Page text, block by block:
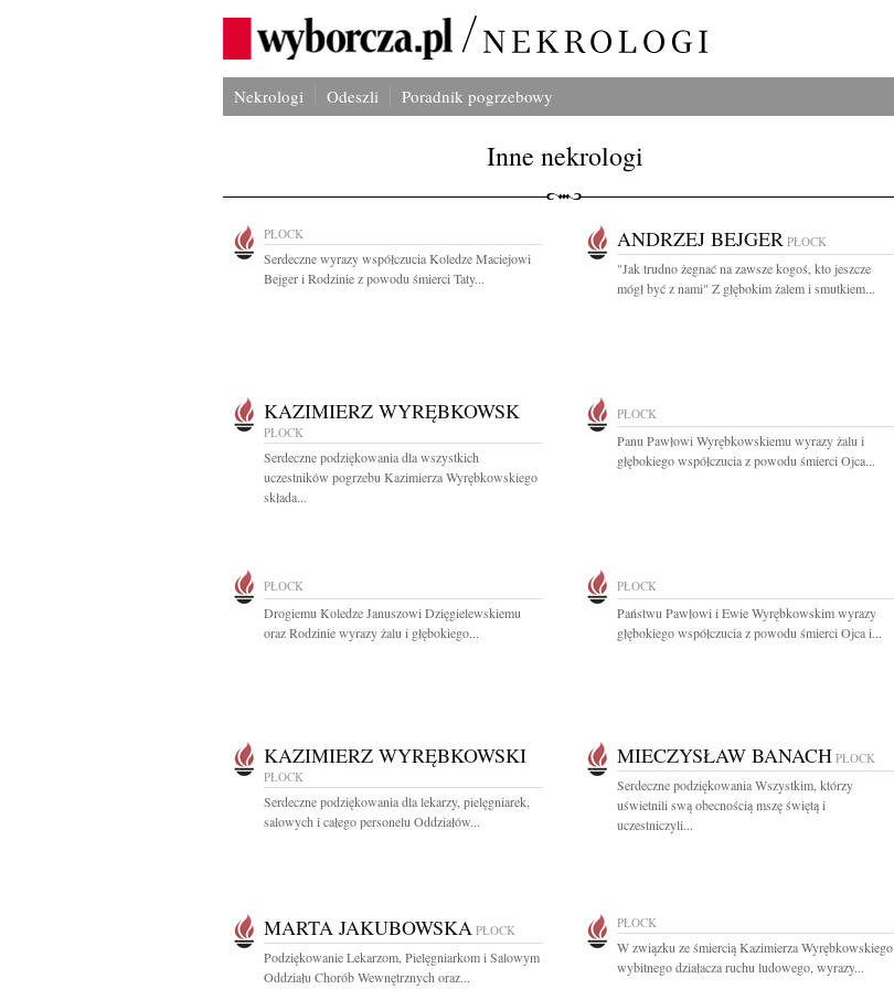
Nekrologi Odeszli Poradnik pogrzebowy
Inne nekrologi
PŁOCK
Serdeczne wyrazy współczucia Koledze Maciejowi
Bejger i Rodzinie z powodu śmierci Taty...
ANDRZEJ BEJGER PŁOCK
"Jak trudno żegnać na zawsze kogoś, kto jeszcze
mógł być z nami" Z głębokim żalem i smutkiem...
KAZIMIERZ WYRĘBKOWSK
PŁOCK
Serdeczne podziękowania dla wszystkich
uczestników pogrzebu Kazimierza Wyrębkowskiego
składa...
PŁOCK
Panu Pawłowi Wyrębkowskiemu wyrazy żalu i
głębokiego współczucia z powodu śmierci Ojca...
PŁOCK
Drogiemu Koledze Januszowi Dzięgielewskiemu
oraz Rodzinie wyrazy żalu i głębokiego...
PŁOCK
Państwu Pawłowi i Ewie Wyrębkowskim wyrazy
głębokiego współczucia z powodu śmierci Ojca i...
KAZIMIERZ WYRĘBKOWSKI
PŁOCK
Serdeczne podziękowania dla lekarzy, pielęgniarek,
salowych i całego personelu Oddziałów...
MIECZYSŁAW BANACH PŁOCK
Serdeczne podziękowania Wszystkim, którzy
uświetnili swą obecnością mszę świętą i
uczestniczyli...
MARTA JAKUBOWSKA PŁOCK
Podziękowanie Lekarzom, Pielęgniarkom i Salowym
Oddziału Chorób Wewnętrznych oraz...
PŁOCK
W związku ze śmiercią Kazimierza Wyrębkowskiego
wybitnego działacza ruchu ludowego, wyrazy...